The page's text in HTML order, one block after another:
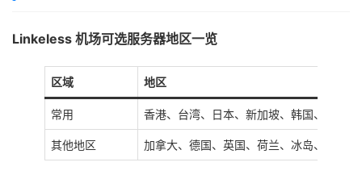
Linkeless 机场可选服务器地区一览
区域 地区
常用 香港、台湾、日本、新加坡、韩国、🇺🇸 美
其他地区 加拿大、德国、英国、荷兰、冰岛、俄罗